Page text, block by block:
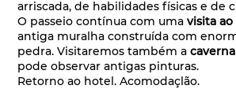
arriscada, de habilidades físicas e de
O passeio contínua com umavisita
antiga muralha construída com
pedra. Visitaremos também a
pode observar antigas pinturas.
Retorno ao hotel. Acomodaçlão.